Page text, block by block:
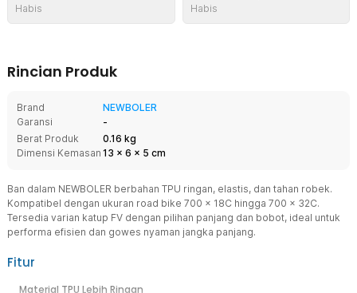
Habis Habis
Rincian Produk
Brand
NEWBOLER
Garansi
-
Berat Produk
0.16 kg
Dimensi Kemasan 13 x 6 x 5 cm
Ban dalam NEWBOLER berbahan TPU ringan, elastis, dan tahan robek.
Kompatibel dengan ukuran road bike 700 x 18C hingga 700 x 32C.
Tersedia varian katup FV dengan pilihan panjang dan bobot, ideal untuk
performa efisien dan gowes nyaman jangka panjang.
Fitur
Material TPU Lebih Ringan